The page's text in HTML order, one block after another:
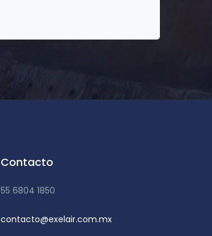
Contacto
55 6804 1850
contacto@exelair.com.mx